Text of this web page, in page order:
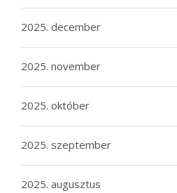
2025. december
2025. november
2025. október
2025. szeptember
2025. augusztus